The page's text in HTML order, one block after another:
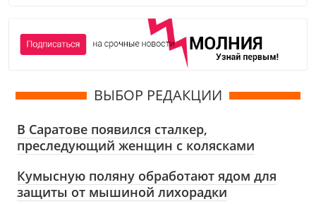
ВЫБОР РЕДАКЦИИ
В Саратове появился сталкер,
преследующий женщин с колясками
Кумысную поляну обработают ядом для
защиты от мышиной лихорадки